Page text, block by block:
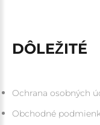
DÔLEŽITÉ
Ochrana osobných
Obchodné